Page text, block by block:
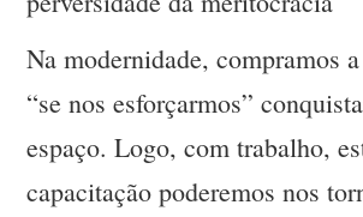
Na modernidade, compramos
“se nos esforçarmos”
espaço. Logo, com trabalho,
capacitação poderemos nos